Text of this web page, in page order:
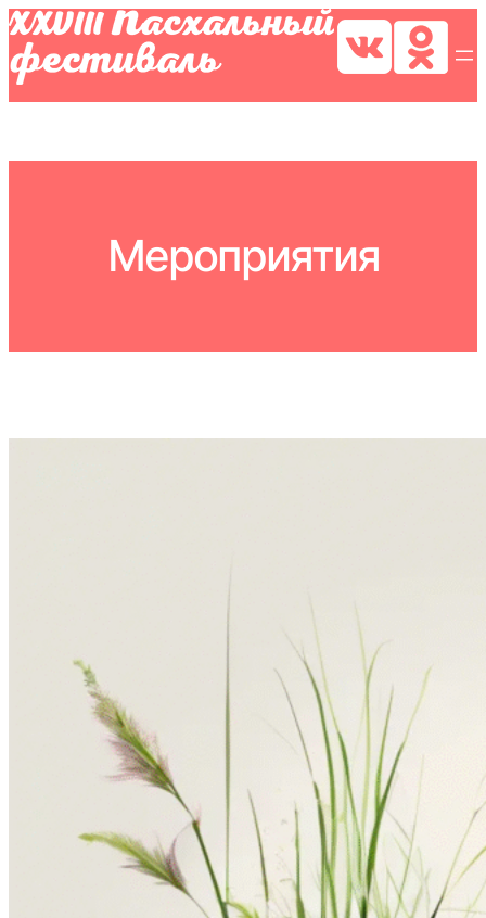
Перейти
содержимому
Мероприятия